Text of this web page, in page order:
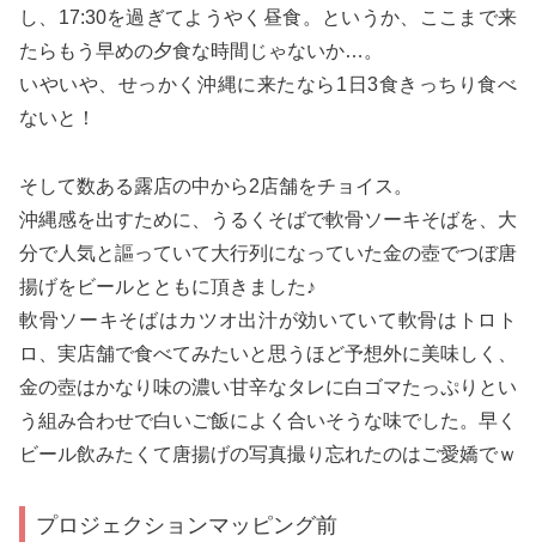
し、17:30を過ぎてようやく昼食。というか、ここまで来
たらもう早めの夕食な時間じゃないか…。
いやいや、せっかく沖縄に来たなら1日3食きっちり食べ
ないと！
そして数ある露店の中から2店舗をチョイス。
沖縄感を出すために、うるくそばで軟骨ソーキそばを、大
分で人気と謳っていて大行列になっていた金の壺でつぼ唐
揚げをビールとともに頂きました♪
軟骨ソーキそばはカツオ出汁が効いていて軟骨はトロト
ロ、実店舗で食べてみたいと思うほど予想外に美味しく、
金の壺はかなり味の濃い甘辛なタレに白ゴマたっぷりとい
う組み合わせで白いご飯によく合いそうな味でした。早く
ビール飲みたくて唐揚げの写真撮り忘れたのはご愛嬌でｗ
プロジェクションマッピング前